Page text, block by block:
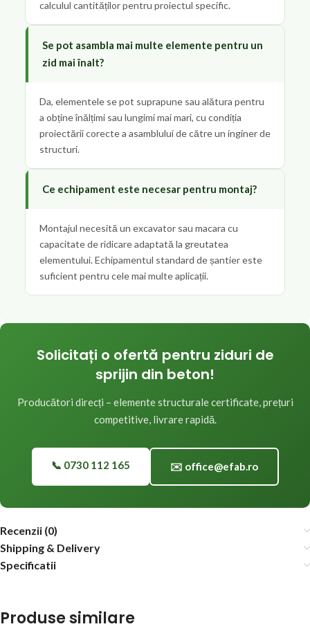
calculul cantităților pentru proiectul specific.
Se pot asambla mai multe elemente pentru un
zid mai înalt?
Da, elementele se pot suprapune sau alătura pentru
a obține înălțimi sau lungimi mai mari, cu condiția
proiectării corecte a asamblului de către un inginer de
structuri.
Ce echipament este necesar pentru montaj?
Montajul necesită un excavator sau macara cu
capacitate de ridicare adaptată la greutatea
elementului. Echipamentul standard de șantier este
suficient pentru cele mai multe aplicații.
Solicitați o ofertă pentru ziduri de
sprijin din beton!
Producători direcți – elemente structurale certificate, prețuri
competitive, livrare rapidă.
📞 0730 112 165 ✉️ office@efab.ro
Recenzii (0)
Shipping & Delivery
Specificatii
Produse similare